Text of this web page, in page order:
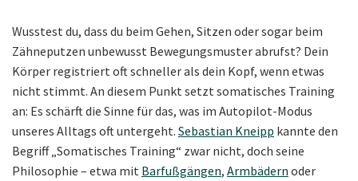
Wusstest du, dass du beim Gehen, Sitzen oder sogar beim
Zähneputzen unbewusst Bewegungsmuster abrufst? Dein
Körper registriert oft schneller als dein Kopf, wenn etwas
nicht stimmt. An diesem Punkt setzt somatisches Training
an: Es schärft die Sinne für das, was im Autopilot-Modus
unseres Alltags oft untergeht. Sebastian Kneipp kannte den
Begriff „Somatisches Training“ zwar nicht, doch seine
Philosophie – etwa mit Barfußgängen, Armbädern oder